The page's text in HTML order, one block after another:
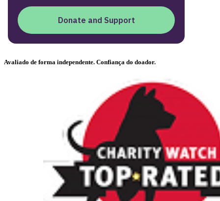
Avaliado de forma independente. Confiança do doador.